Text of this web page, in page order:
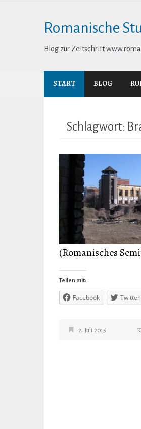
Romanische
Blog zur Zeitschrift
START BLOG
Schlagwort:
(Romanisches
Teilen mit:
Facebook Twitter
2. Juli 2015